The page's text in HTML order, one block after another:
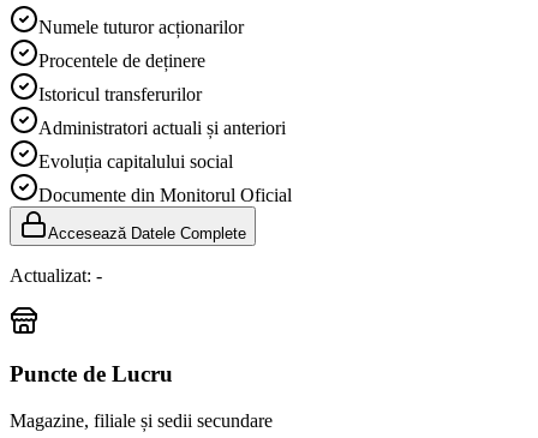
Numele tuturor acționarilor
Procentele de deținere
Istoricul transferurilor
Administratori actuali și anteriori
Evoluția capitalului social
Documente din Monitorul Oficial
Accesează Datele Complete
Actualizat: -
Puncte de Lucru
Magazine, filiale și sedii secundare